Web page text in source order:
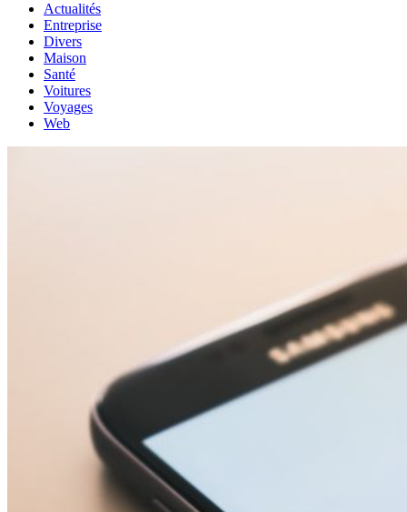
Actualités
Entreprise
Divers
Maison
Santé
Voitures
Voyages
Web